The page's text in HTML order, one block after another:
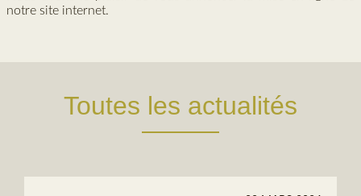
notre site internet.
Toutes les actualités